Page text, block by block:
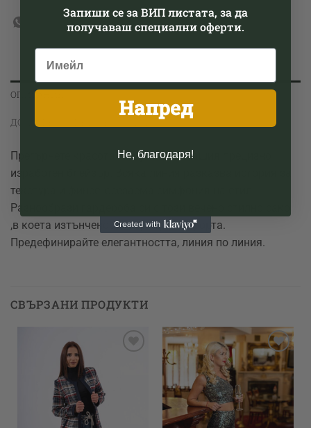
ОПИСАНИЕ
ДОПЪЛНИТЕЛНА ИНФОРМАЦИЯ
Прегърнете красота на буклето с нашия прецизно
изработен блейзър. Всяка линия разказва история за
текстура и финес, осезаема симфония на стил.
Разнообрази гардероба си с този вечено стилно сако ,в
коета изтънчеността среща комфорта.
Предефинирайте елегантността, линия по линия.
СВЪРЗАНИ ПРОДУКТИ
Add to
wishlist
Запиши се за ВИП листата, за да получаваш
специални оферти.
Напред
Не, благодаря!